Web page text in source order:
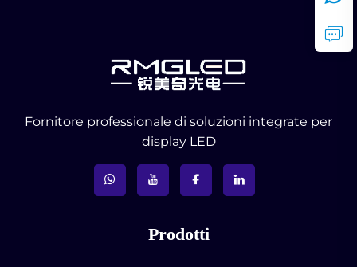
Fornitore professionale di soluzioni integrate per
display LED
Prodotti